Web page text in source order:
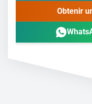
Obtenir